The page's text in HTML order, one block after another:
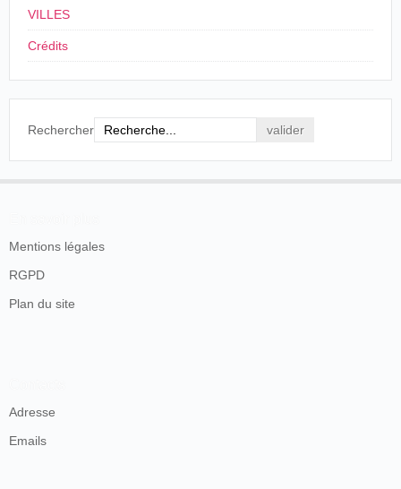
VILLES
Crédits
Rechercher
Mentions légales
RGPD
Plan du site
Adresse
Emails